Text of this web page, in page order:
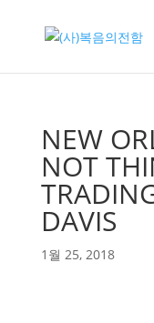
NEW
NOT
DAVIS
1월 25, 2018